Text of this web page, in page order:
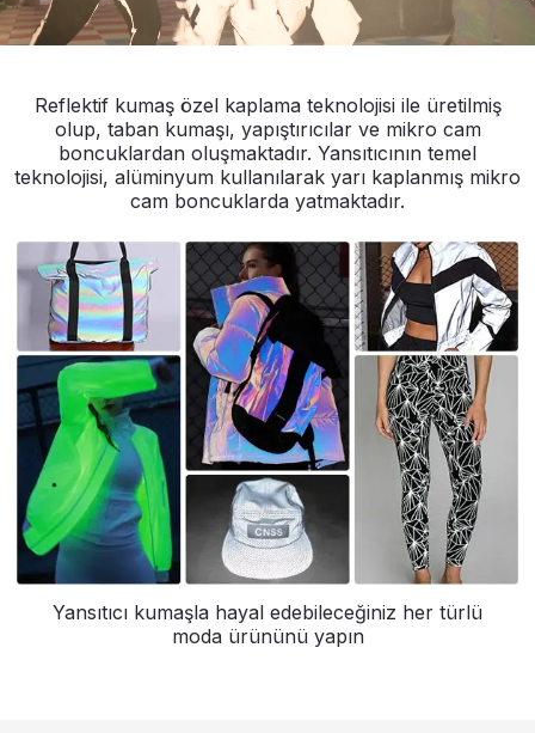
Reflektif kumaş özel kaplama teknolojisi ile üretilmiş
olup, taban kumaşı, yapıştırıcılar ve mikro cam
boncuklardan oluşmaktadır. Yansıtıcının temel
teknolojisi, alüminyum kullanılarak yarı kaplanmış mikro
cam boncuklarda yatmaktadır.
Yansıtıcı kumaşla hayal edebileceğiniz her türlü
moda ürününü yapın